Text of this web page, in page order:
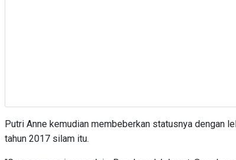
Putri Anne kemudian membeberkan statusnya dengan
tahun 2017 silam itu.